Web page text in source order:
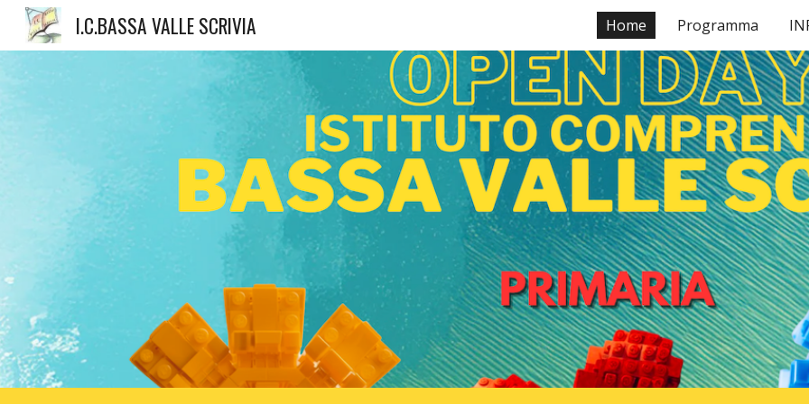
Skip to
I.C.BASSA VALLE SCRIVIA Home Programma